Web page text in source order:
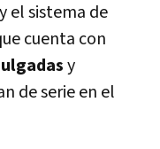
el sistema de
cuenta con
y
de serie en el